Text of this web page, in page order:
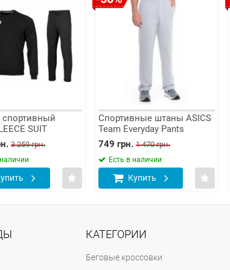
SUIT
3 259 грн.
Спортивные штаны ASICS
Team Everyday Pants
749 грн. 1 470 грн.
Есть в наличии
Купить
КАТЕГОРИИ
Беговые кроссовки